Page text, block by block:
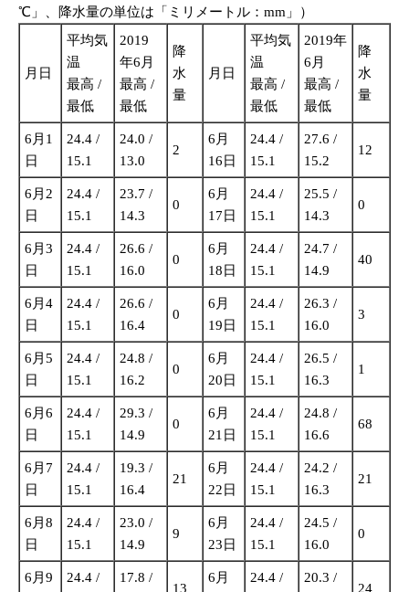
℃」、降水量の単位は「ミリメートル：mm」）
月日
平均気
温
最高 /
最低
2019
年6月
最高 /
最低
降
水
量
月日
平均気
温
最高 /
最低
2019年
6月
最高 /
最低
降
水
量
6月1
日
24.4 /
15.1
24.0 /
13.0
2
6月
16日
24.4 /
15.1
27.6 /
15.2
12
6月2
日
24.4 /
15.1
23.7 /
14.3
0
6月
17日
24.4 /
15.1
25.5 /
14.3
0
6月3
日
24.4 /
15.1
26.6 /
16.0
0
6月
18日
24.4 /
15.1
24.7 /
14.9
40
6月4
日
24.4 /
15.1
26.6 /
16.4
0
6月
19日
24.4 /
15.1
26.3 /
16.0
3
6月5
日
24.4 /
15.1
24.8 /
16.2
0
6月
20日
24.4 /
15.1
26.5 /
16.3
1
6月6
日
24.4 /
15.1
29.3 /
14.9
0
6月
21日
24.4 /
15.1
24.8 /
16.6
68
6月7
日
24.4 /
15.1
19.3 /
16.4
21
6月
22日
24.4 /
15.1
24.2 /
16.3
21
6月8
日
24.4 /
15.1
23.0 /
14.9
9
6月
23日
24.4 /
15.1
24.5 /
16.0
0
6月9
24.4 /
17.8 /
13
6月
24.4 /
20.3 /
24